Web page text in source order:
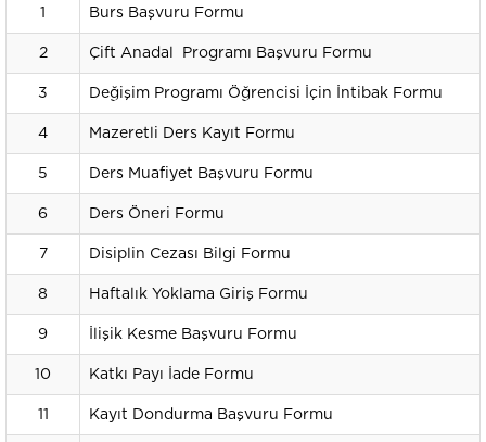
1 Burs Başvuru Formu
2 Çift Anadal Programı Başvuru Formu
3 Değişim Programı Öğrencisi İçin İntibak Formu
4 Mazeretli Ders Kayıt Formu
5 Ders Muafiyet Başvuru Formu
6 Ders Öneri Formu
7 Disiplin Cezası Bilgi Formu
8 Haftalık Yoklama Giriş Formu
9 İlişik Kesme Başvuru Formu
10 Katkı Payı İade Formu
11 Kayıt Dondurma Başvuru Formu